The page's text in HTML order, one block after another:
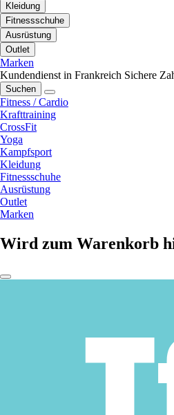
Kleidung
Fitnessschuhe
Ausrüstung
Outlet
Marken
Kundendienst in Frankreich Sichere
Suchen
Fitness / Cardio
Krafttraining
CrossFit
Yoga
Kampfsport
Kleidung
Fitnessschuhe
Ausrüstung
Outlet
Marken
Wird zum Warenkorb